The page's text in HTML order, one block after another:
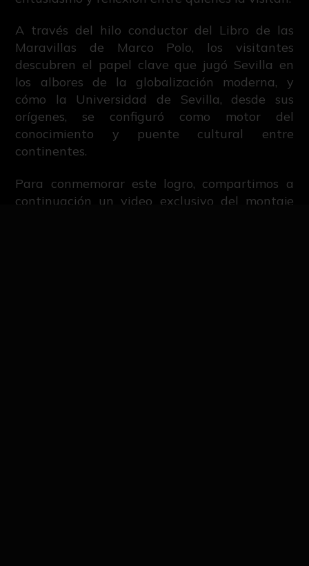
A través del hilo conductor del Libro de las
Maravillas de Marco Polo, los visitantes
descubren el papel clave que jugó Sevilla en
los albores de la globalización moderna, y
cómo la Universidad de Sevilla, desde sus
orígenes, se configuró como motor del
conocimiento y puente cultural entre
continentes.
Para conmemorar este logro, compartimos a
continuación un video exclusivo del montaje